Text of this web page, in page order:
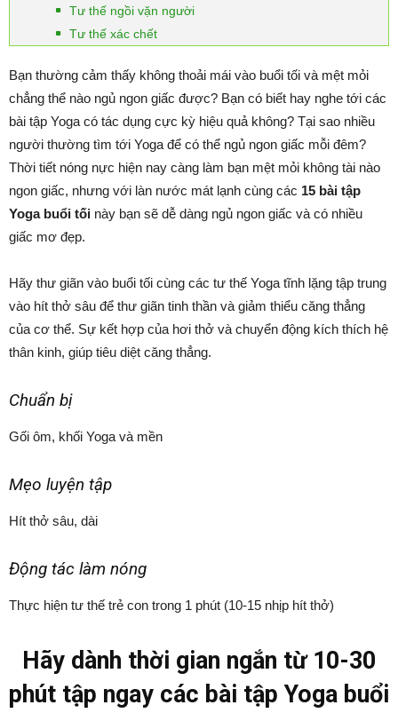
Tư thế ngồi vặn người
Tư thế xác chết
Bạn thường cảm thấy không thoải mái vào buổi tối và mệt mỏi
chẳng thể nào ngủ ngon giấc được? Bạn có biết hay nghe tới các
bài tập Yoga có tác dụng cực kỳ hiệu quả không? Tại sao nhiều
người thường tìm tới Yoga để có thể ngủ ngon giấc mỗi đêm?
Thời tiết nóng nực hiện nay càng làm bạn mệt mỏi không tài nào
ngon giấc, nhưng với làn nước mát lạnh cùng các 15 bài tập
Yoga buổi tối này bạn sẽ dễ dàng ngủ ngon giấc và có nhiều
giấc mơ đẹp.
Hãy thư giãn vào buổi tối cùng các tư thế Yoga tĩnh lặng tập trung
vào hít thở sâu để thư giãn tinh thần và giảm thiểu căng thẳng
của cơ thể. Sự kết hợp của hơi thở và chuyển động kích thích hệ
thân kinh, giúp tiêu diệt căng thẳng.
Chuẩn bị
Gối ôm, khối Yoga và mền
Mẹo luyện tập
Hít thở sâu, dài
Động tác làm nóng
Thực hiện tư thế trẻ con trong 1 phút (10-15 nhịp hít thở)
Hãy dành thời gian ngắn từ 10-30
phút tập ngay các bài tập Yoga buổi